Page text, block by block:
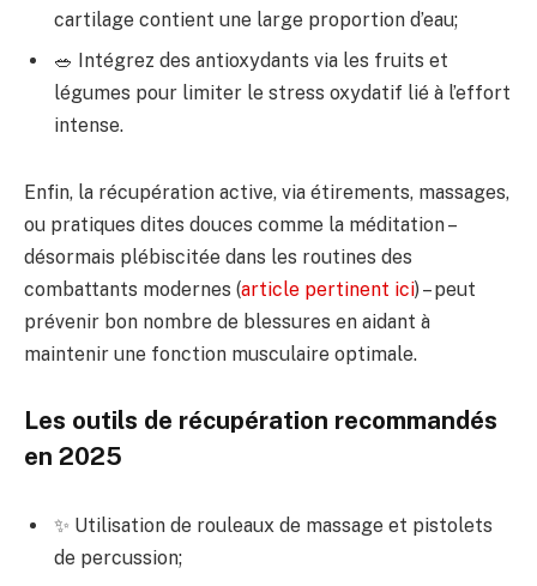
cartilage contient une large proportion d’eau;
🥗 Intégrez des antioxydants via les fruits et
légumes pour limiter le stress oxydatif lié à l’effort
intense.
Enfin, la récupération active, via étirements, massages,
ou pratiques dites douces comme la méditation –
désormais plébiscitée dans les routines des
combattants modernes (article pertinent ici) – peut
prévenir bon nombre de blessures en aidant à
maintenir une fonction musculaire optimale.
Les outils de récupération recommandés
en 2025
✨ Utilisation de rouleaux de massage et pistolets
de percussion;